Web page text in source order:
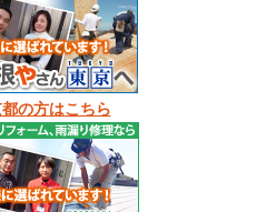
の方はこちら